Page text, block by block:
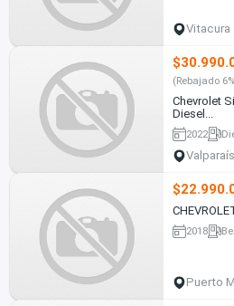
Vitacura
(Rebajado
Chevrolet
Diesel...
2022
2018
Puerto